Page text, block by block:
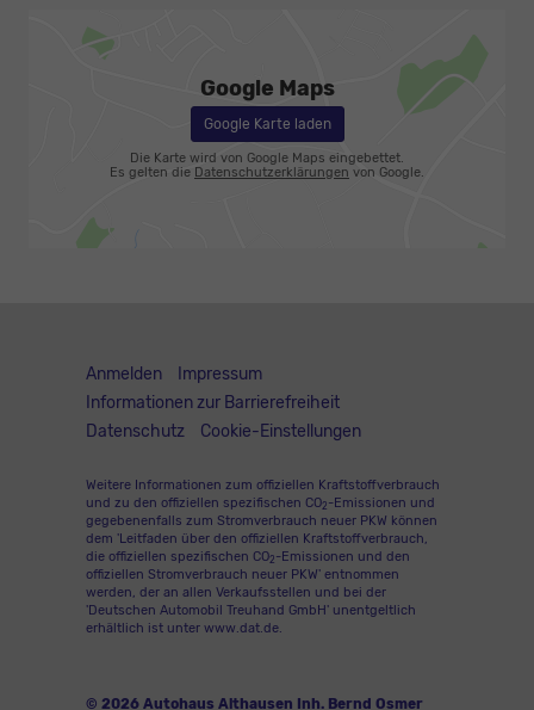
Google Maps
Google Karte laden
Die Karte wird von Google Maps eingebettet.
Es gelten die Datenschutzerklärungen von Google.
Anmelden
Impressum
Informationen zur Barrierefreiheit
Datenschutz
Cookie-Einstellungen
Weitere Informationen zum offiziellen Kraftstoffverbrauch
und zu den offiziellen spezifischen CO2 -Emissionen und
gegebenenfalls zum Stromverbrauch neuer PKW können
dem 'Leitfaden über den offiziellen Kraftstoffverbrauch,
die offiziellen spezifischen CO2 -Emissionen und den
offiziellen Stromverbrauch neuer PKW' entnommen
werden, der an allen Verkaufsstellen und bei der
'Deutschen Automobil Treuhand GmbH' unentgeltlich
erhältlich ist unter www.dat.de.
© 2026 Autohaus Althausen Inh. Bernd Osmer